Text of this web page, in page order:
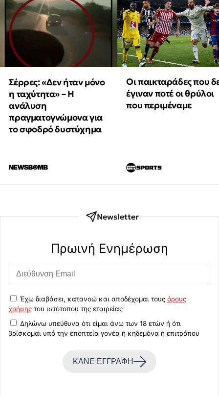
Σέρρες: «Δεν ήταν μόνο
η ταχύτητα» – Η
ανάλυση
πραγματογνώμονα για
το σφοδρό δυστύχημα
Οι παικταράδες που
έγιναν ποτέ οι θρύλοι
που περιμέναμε
Newsletter
Πρωινή Eνημέρωση
Έχω διαβάσει, κατανοώ και αποδέχομαι τους όρους
χρήσης του ιστότοπου της εταιρείας
Δηλώνω υπεύθυνα ότι είμαι άνω των 18 ετών ή ότι
βρίσκομαι υπό την εποπτεία γονέα ή κηδεμόνα ή επιτρόπου
ΚΑΝΕ ΕΓΓΡΑΦΗ